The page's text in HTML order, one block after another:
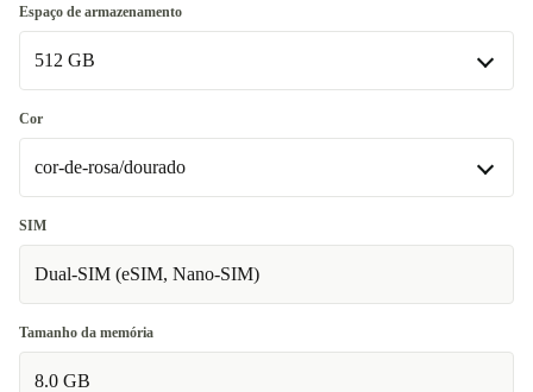
Espaço de armazenamento
512 GB
512 GB
Disponível noutras configurações
128 GB
Cor
cor-de-rosa/dourado
cor-de-rosa/dourado
Disponível noutras configurações
violeta
SIM
Dual-SIM (eSIM, Nano-SIM)
Tamanho da memória
8.0 GB